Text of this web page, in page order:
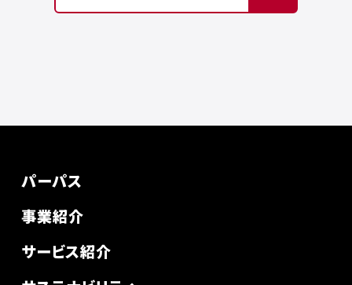
パーパス
事業紹介
サービス紹介